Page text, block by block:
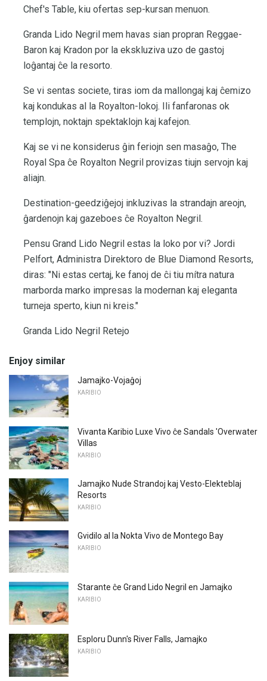
Chef's Table, kiu ofertas sep-kursan menuon.
Granda Lido Negril mem havas sian propran Reggae-
Baron kaj Kradon por la ekskluziva uzo de gastoj
loĝantaj ĉe la resorto.
Se vi sentas societe, tiras iom da mallongaj kaj ĉemizo
kaj kondukas al la Royalton-lokoj. Ili fanfaronas ok
templojn, noktajn spektaklojn kaj kafejon.
Kaj se vi ne konsiderus ĝin feriojn sen masaĝo, The
Royal Spa ĉe Royalton Negril provizas tiujn servojn kaj
aliajn.
Destination-geedziĝejoj inkluzivas la strandajn areojn,
ĝardenojn kaj gazeboes ĉe Royalton Negril.
Pensu Grand Lido Negril estas la loko por vi? Jordi
Pelfort, Administra Direktoro de Blue Diamond Resorts,
diras: "Ni estas certaj, ke fanoj de ĉi tiu mítra natura
marborda marko impresas la modernan kaj eleganta
turneja sperto, kiun ni kreis."
Granda Lido Negril Retejo
Enjoy similar
Jamajko-Vojaĝoj
KARIBIO
Vivanta Karibio Luxe Vivo ĉe Sandals 'Overwater
Villas
KARIBIO
Jamajko Nude Strandoj kaj Vesto-Elekteblaj
Resorts
KARIBIO
Gvidilo al la Nokta Vivo de Montego Bay
KARIBIO
Starante ĉe Grand Lido Negril en Jamajko
KARIBIO
Esploru Dunn's River Falls, Jamajko
KARIBIO